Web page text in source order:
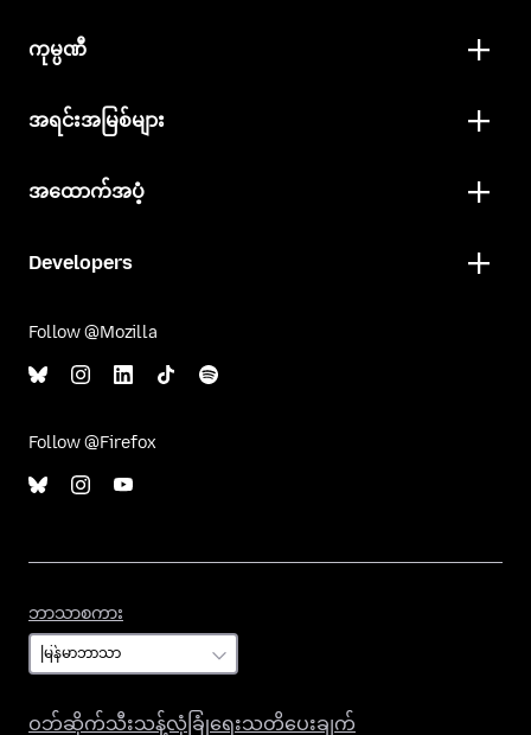
ကုမ္ပဏီ
အရင်းအမြစ်များ
အထောက်အပံ့
Developers
Follow @Mozilla
Follow @Firefox
ဘာသာစကား
ဝဘ်ဆိုက်သီးသန့်လုံခြုံရေးသတိပေးချက်